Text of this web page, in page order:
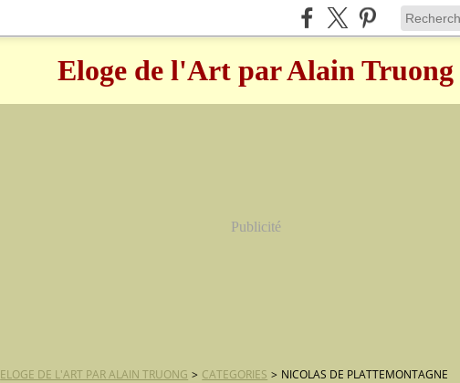
Eloge de l'Art par Alain Truong
Publicité
ELOGE DE L'ART PAR ALAIN TRUONG > CATEGORIES > NICOLAS DE PLATTEMONTAGNE